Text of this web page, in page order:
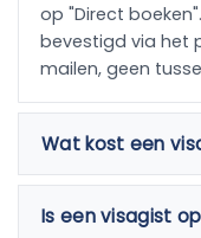
op "Direct
bevestigd via het
mailen, geen
Wat kost een
Is een visagist